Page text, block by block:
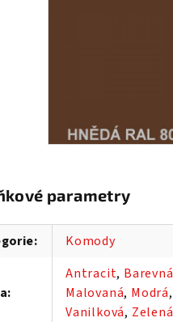
parametry
: Komody
:
Antracit, Barevná
Malovaná, Modrá,
Vanilková, Zelená